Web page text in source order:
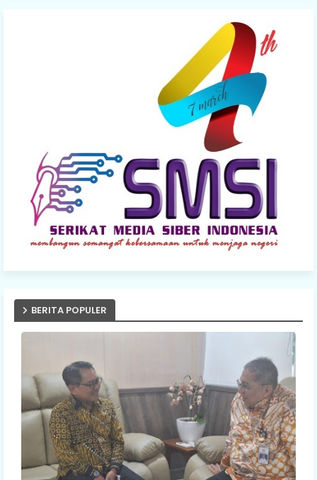
BERITA POPULER